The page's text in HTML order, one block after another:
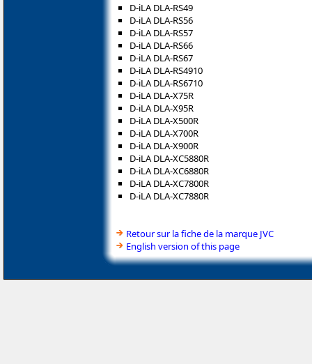
D-iLA DLA-RS49
D-iLA DLA-RS56
D-iLA DLA-RS57
D-iLA DLA-RS66
D-iLA DLA-RS67
D-iLA DLA-RS4910
D-iLA DLA-RS6710
D-iLA DLA-X75R
D-iLA DLA-X95R
D-iLA DLA-X500R
D-iLA DLA-X700R
D-iLA DLA-X900R
D-iLA DLA-XC5880R
D-iLA DLA-XC6880R
D-iLA DLA-XC7800R
D-iLA DLA-XC7880R
Retour sur la fiche de la marque JVC
English version of this page